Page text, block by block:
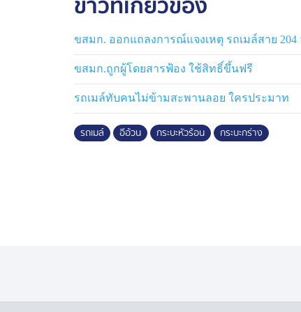
กรณีขับรถปาดหน้าและเบรกกะทันหันให้
อะไร ซึ่งคู่กรณีทำแบบนี้อยู่ 2 รอบ
จนรอบที่ 3 ตนจึงบีบแตรใส่เขา พอถึงตรง
เนื่องจากคู่กรณีจงใจจอดรถแช่ ขวางป้าย
ตรงป้ายรถเมล์ คู่กรณีลดกระจกและด่าด้ว
คำก็ “อีอ้วน” สองคำก็ ”อีอ้วน“ ตนจึงด่าก
เรื่องจึงเกิดมาตามในคลิป
สภ.มีนบุรี อยากให้ทุกคนใจเย็น ตนเองก็เ
ขสมก. ออกแถลงการณ์แจงเหตุ รถเมล์สาย
ขสมก.ถูกผู้โดยสารฟ้อง ใช้สิทธิ์ขึ้นฟรี
รถเมล์ทับคนไม่ข้ามสะพานลอย ใครประมาท
รถเมล์ อีอ้วน กระบะหัวร้อน กระบะกร่าง